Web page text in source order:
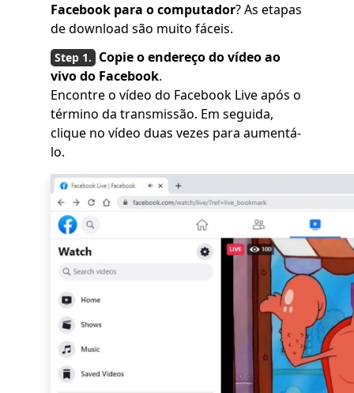
Facebook para o computador? As etapas
de download são muito fáceis.
Copie o endereço do vídeo ao
vivo do Facebook.
Encontre o vídeo do Facebook Live após o
término da transmissão. Em seguida,
clique no vídeo duas vezes para aumentá-
lo.